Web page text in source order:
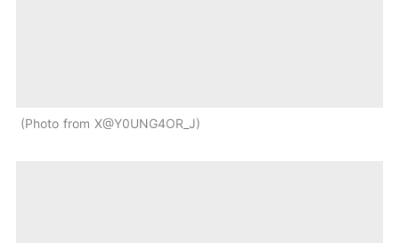
Photo from X@Y0UNG4OR_J